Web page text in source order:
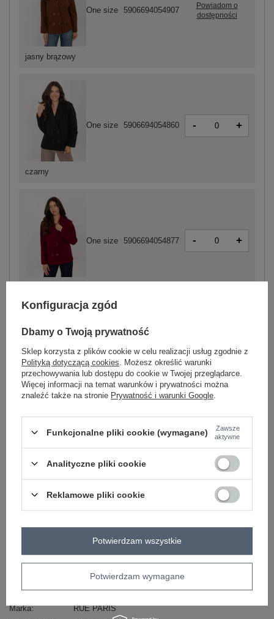
czarny
One size 5906694054860 - +
One size 5906694054877 - +
One size 5906694085000 - +
jasny brązowy
One size 5906694054907
Powiadom o
dostępności
Zobacz wszystkie kolory (+3)
Masz pytanie? Chętnie pomożemy.
Zadzwoń+48 601 547 740 Zadaj pytanie
skład materiału : 100% poliester
sposób prania : pranie w pralce w 30°C
Kod produktu
IT-KR-FL9559.02P
Marka
RUE PARIS
Konfiguracja zgód
Dbamy o Twoją prywatność
Sklep korzysta z plików cookie w celu realizacji usług zgodnie z
Polityką dotyczącą cookies . Możesz określić warunki
przechowywania lub dostępu do cookie w Twojej przeglądarce.
Więcej informacji na temat warunków i prywatności można
znaleźć także na stronie Prywatność i warunki Google
Funkcjonalne pliki cookie (wymagane)
Zawsze
aktywne
Analityczne pliki cookie
Reklamowe pliki cookie
Potwierdzam wymagane
Potwierdzam wszystkie